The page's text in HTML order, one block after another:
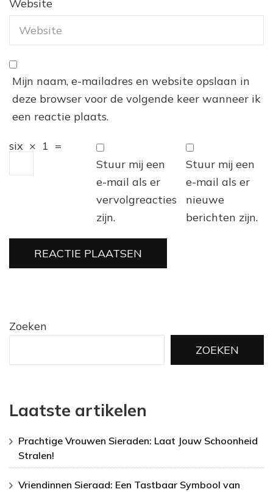
Website
Mijn naam, e-mailadres en website opslaan in
deze browser voor de volgende keer wanneer ik
een reactie plaats.
six × 1 =
Stuur mij een
e-mail als er
vervolgreacties
zijn.
Stuur mij een
e-mail als er
nieuwe
berichten zijn.
Zoeken
ZOEKEN
Laatste artikelen
Prachtige Vrouwen Sieraden: Laat Jouw Schoonheid
Stralen!
Vriendinnen Sieraad: Een Tastbaar Symbool van